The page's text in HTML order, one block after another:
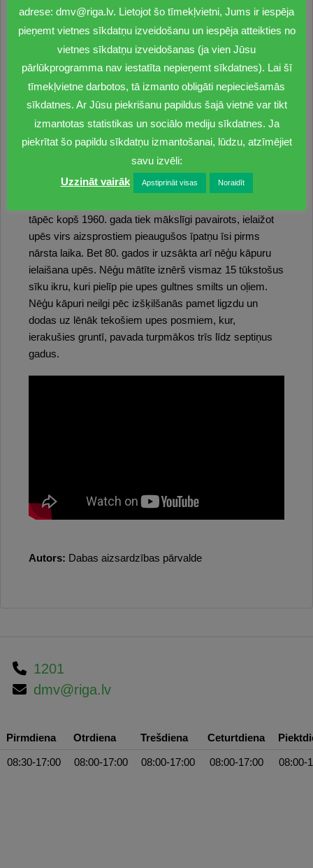
periodā,” skaidro D. Sāmīte.
Nēģu nārsta vietas un kāpuru dzīvotnes vairākām
sugām, piemēram, taimiņam, lasim, vimbām, ir
kopīgas. Tādēļ, lai nākotnē sekmētu šo sugu resursu
atjaunošanu, oļainās upes straujteces ir īpaši
saudzējamas. Baltijas jūrā ietekošās upes ar to
baseiniem ir nozīmīgākās nēģu nārstošanas vietas
Latvijā. Liela daļa no šīm upēm, kuru straujtecēs nēģi
nārsto un vēlāk attīstās mazuļi, atrodas īpaši
aizsargājamās dabas teritorijās.
tāpēc kopš 1960. gada tiek mākslīgi pavairots, ielaižot
upēs virs aizsprostiem pieaugušos īpatņu īsi pirms
nārsta laika. Bet 80. gados ir uzsākta arī nēģu kāpuru
ielaišana upēs. Nēģu mātīte iznērš vismaz 15 tūkstošus
sīku ikru, kuri pielīp pie upes gultnes smilts un oļiem.
Nēģu kāpuri neilgi pēc izšķilšanās pamet ligzdu un
dodas uz lēnāk tekošiem upes posmiem, kur,
ierakušies gruntī, pavada turpmākos trīs līdz septiņus
gadus.
Autors: Dabas aizsardzības pārvalde
1201
dmv@riga.lv
Pirmdiena Otrdiena Trešdiena Ceturtdiena
08:30-17:00 08:00-17:00 08:00-17:00 08:00-17:00 08:00-
adrese: dmv@riga.lv. Lietojot šo tīmekļvietni, Jums ir iespēja
pieņemt vietnes sīkdatņu izveidošanu un iespēja atteikties no
vietnes sīkdatņu izveidošanas (ja vien Jūsu
pārlūkprogramma nav iestatīta nepieņemt sīkdatnes). Lai šī
tīmekļvietne darbotos, tā izmanto obligāti nepieciešamās
sīkdatnes. Ar Jūsu piekrišanu papildus šajā vietnē var tikt
izmantotas statistikas un sociālo mediju sīkdatnes. Ja
piekrītat šo papildu sīkdatņu izmantošanai, lūdzu, atzīmējiet
savu izvēli:
Uzzināt vairāk
Apstiprināt visas Noraidīt